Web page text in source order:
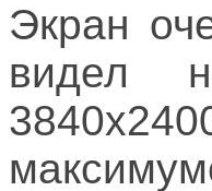
Экран
видел